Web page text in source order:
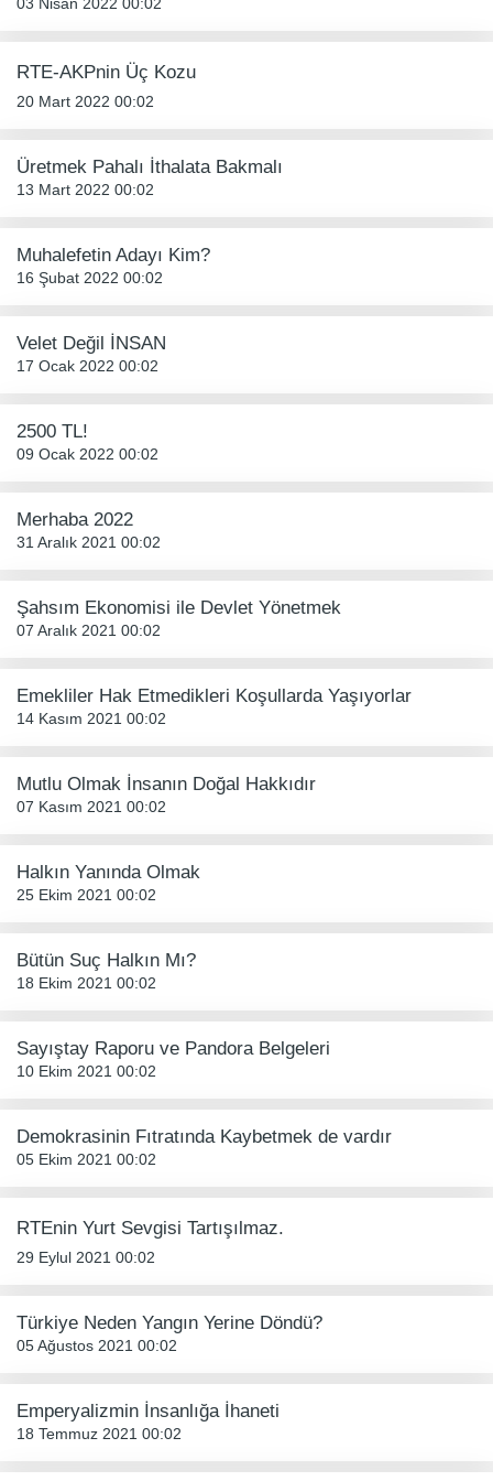
03 Nisan 2022 00:02
RTE-AKPnin Üç Kozu
20 Mart 2022 00:02
Üretmek Pahalı İthalata Bakmalı
13 Mart 2022 00:02
Muhalefetin Adayı Kim?
16 Şubat 2022 00:02
Velet Değil İNSAN
17 Ocak 2022 00:02
2500 TL!
09 Ocak 2022 00:02
Merhaba 2022
31 Aralık 2021 00:02
Şahsım Ekonomisi ile Devlet Yönetmek
07 Aralık 2021 00:02
Emekliler Hak Etmedikleri Koşullarda Yaşıyorlar
14 Kasım 2021 00:02
Mutlu Olmak İnsanın Doğal Hakkıdır
07 Kasım 2021 00:02
Halkın Yanında Olmak
25 Ekim 2021 00:02
Bütün Suç Halkın Mı?
18 Ekim 2021 00:02
Sayıştay Raporu ve Pandora Belgeleri
10 Ekim 2021 00:02
Demokrasinin Fıtratında Kaybetmek de vardır
05 Ekim 2021 00:02
RTEnin Yurt Sevgisi Tartışılmaz.
29 Eylul 2021 00:02
Türkiye Neden Yangın Yerine Döndü?
05 Ağustos 2021 00:02
Emperyalizmin İnsanlığa İhaneti
18 Temmuz 2021 00:02